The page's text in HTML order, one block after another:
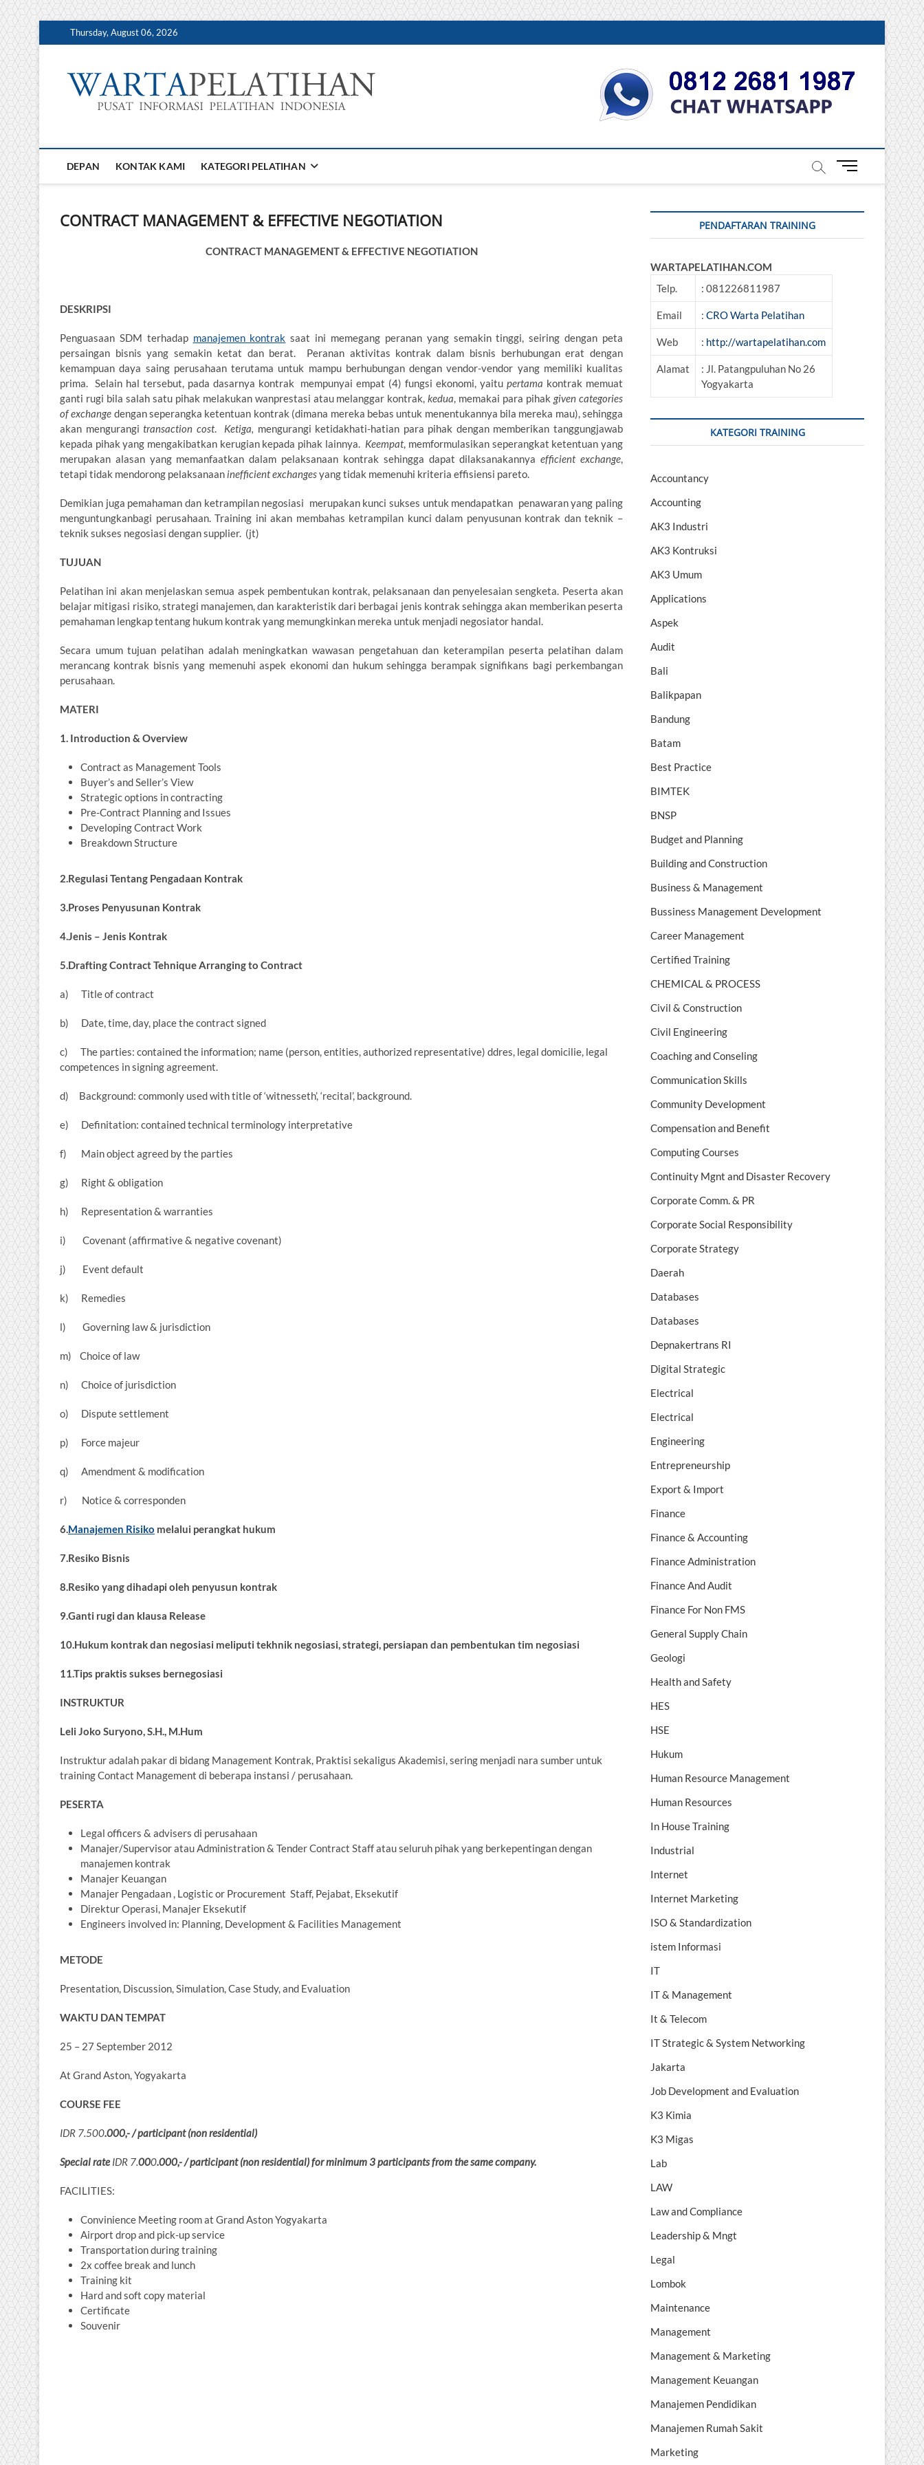
Skip
to
Thursday, August 06, 2026
INFORMASI PELATIHAN DAN SERTIFIKASI TERBAIK DI INDONESIA
DEPAN KONTAK KAMI KATEGORI PELATIHAN
M
u
u
CONTRACT MANAGEMENT & EFFECTIVE NEGOTIATION
CONTRACT MANAGEMENT & EFFECTIVE NEGOTIATION
DESKRIPSI
Penguasaan SDM terhadap manajemen kontrak saat ini memegang peranan yang semakin tinggi, seiring dengan peta
persaingan bisnis yang semakin ketat dan berat. Peranan aktivitas kontrak dalam bisnis berhubungan erat dengan
kemampuan daya saing perusahaan terutama untuk mampu berhubungan dengan vendor-vendor yang memiliki kualitas
prima. Selain hal tersebut, pada dasarnya kontrak mempunyai empat (4) fungsi ekonomi, yaitu pertama kontrak memuat
ganti rugi bila salah satu pihak melakukan wanprestasi atau melanggar kontrak,kedua, memakai para pihakgiven categories
of exchange dengan seperangka ketentuan kontrak (dimana mereka bebas untuk menentukannya bila mereka mau), sehingga
akan mengurangitransaction cost. Ketiga, mengurangi ketidakhati-hatian para pihak dengan memberikan tanggungjawab
kepada pihak yang mengakibatkan kerugian kepada pihak lainnya. Keempat, memformulasikan seperangkat ketentuan yang
merupakan alasan yang memanfaatkan dalam pelaksanaan kontrak sehingga dapat dilaksanakannyaefficient exchange,
tetapi tidak mendorong pelaksanaan inefficient exchangesyang tidak memenuhi kriteria effisiensi pareto.
Demikian juga pemahaman dan ketrampilan negosiasi merupakan kunci sukses untuk mendapatkan penawaran yang paling
menguntungkanbagi perusahaan. Training ini akan membahas ketrampilan kunci dalam penyusunan kontrak dan teknik –
teknik sukses negosiasi dengan supplier. (jt)
TUJUAN
Pelatihan ini akan menjelaskan semua aspek pembentukan kontrak, pelaksanaan dan penyelesaian sengketa. Peserta akan
belajar mitigasi risiko, strategi manajemen, dan karakteristik dari berbagai jenis kontrak sehingga akan memberikan peserta
pemahaman lengkap tentang hukum kontrak yang memungkinkan mereka untuk menjadi negosiator handal.
Secara umum tujuan pelatihan adalah meningkatkan wawasan pengetahuan dan keterampilan peserta pelatihan dalam
merancang kontrak bisnis yang memenuhi aspek ekonomi dan hukum sehingga berampak signifikans bagi perkembangan
perusahaan.
MATERI
1. Introduction & Overview
Contract as Management Tools
Buyer’s and Seller’s View
Strategic options in contracting
Pre-Contract Planning and Issues
Developing Contract Work
Breakdown Structure
2.Regulasi Tentang Pengadaan Kontrak
3.Proses Penyusunan Kontrak
4.Jenis – Jenis Kontrak
5.Drafting Contract Tehnique Arranging to Contract
a) Title of contract
b) Date, time, day, place the contract signed
c) The parties: contained the information; name (person, entities, authorized representative) ddres, legal domicilie, legal
competences in signing agreement.
d) Background: commonly used with title of ‘witnesseth’, ‘recital’, background.
e) Definitation: contained technical terminology interpretative
f) Main object agreed by the parties
g) Right & obligation
h) Representation & warranties
i) Covenant (affirmative & negative covenant)
j) Event default
k) Remedies
l) Governing law & jurisdiction
m) Choice of law
n) Choice of jurisdiction
o) Dispute settlement
p) Force majeur
q) Amendment & modification
r) Notice & corresponden
6.Manajemen Risiko melalui perangkat hukum
7.Resiko Bisnis
8.Resiko yang dihadapi oleh penyusun kontrak
9.Ganti rugi dan klausa Release
10.Hukum kontrak dan negosiasi meliputi tekhnik negosiasi, strategi, persiapan dan pembentukan tim negosiasi
11.Tips praktis sukses bernegosiasi
INSTRUKTUR
Leli Joko Suryono, S.H., M.Hum
Instruktur adalah pakar di bidang Management Kontrak, Praktisi sekaligus Akademisi, sering menjadi nara sumber untuk
training Contact Management di beberapa instansi / perusahaan.
PESERTA
Legal officers & advisers di perusahaan
Manajer/Supervisor atau Administration & Tender Contract Staff atau seluruh pihak yang berkepentingan dengan
manajemen kontrak
Manajer Keuangan
Manajer Pengadaan , Logistic or Procurement Staff, Pejabat, Eksekutif
Direktur Operasi, Manajer Eksekutif
Engineers involved in: Planning, Development & Facilities Management
METODE
Presentation, Discussion, Simulation, Case Study, and Evaluation
WAKTU DAN TEMPAT
25 – 27 September 2012
At Grand Aston, Yogyakarta
COURSE FEE
IDR 7.500.000,- / participant (non residential)
Special rateIDR 7.000.000,- / participant (non residential) for minimum 3 participants from the same company.
FACILITIES:
Convinience Meeting room at Grand Aston Yogyakarta
Airport drop and pick-up service
Transportation during training
2x coffee break and lunch
Training kit
Hard and soft copy material
Certificate
Souvenir
PENDAFTARAN TRAINING
WARTAPELATIHAN.COM
Telp.
: 081226811987
Email : CRO Warta Pelatihan
Web : http://wartapelatihan.com
Alamat
: Jl. Patangpuluhan No 26
Yogyakarta
KATEGORI TRAINING
Accountancy
Accounting
AK3 Industri
AK3 Kontruksi
AK3 Umum
Applications
Aspek
Audit
Bali
Balikpapan
Bandung
Batam
Best Practice
BIMTEK
BNSP
Budget and Planning
Building and Construction
Business & Management
Bussiness Management Development
Career Management
Certified Training
CHEMICAL & PROCESS
Civil & Construction
Civil Engineering
Coaching and Conseling
Communication Skills
Community Development
Compensation and Benefit
Computing Courses
Continuity Mgnt and Disaster Recovery
Corporate Comm. & PR
Corporate Social Responsibility
Corporate Strategy
Daerah
Databases
Databases
Depnakertrans RI
Digital Strategic
Electrical
Electrical
Engineering
Entrepreneurship
Export & Import
Finance
Finance & Accounting
Finance Administration
Finance And Audit
Finance For Non FMS
General Supply Chain
Geologi
Health and Safety
HES
HSE
Hukum
Human Resource Management
Human Resources
In House Training
Industrial
Internet
Internet Marketing
ISO & Standardization
istem Informasi
IT
IT & Management
It & Telecom
IT Strategic & System Networking
Jakarta
Job Development and Evaluation
K3 Kimia
K3 Migas
Lab
LAW
Law and Compliance
Leadership & Mngt
Legal
Lombok
Maintenance
Management
Management & Marketing
Management Keuangan
Manajemen Pendidikan
Manajemen Rumah Sakit
Marketing